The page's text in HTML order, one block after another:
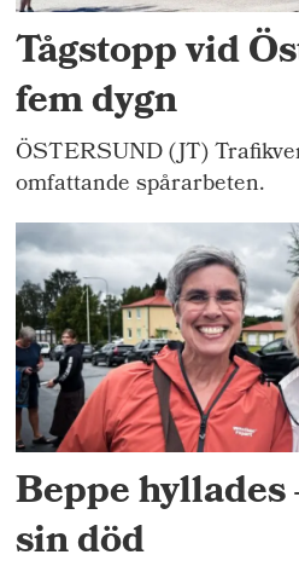
Tågstopp vid
fem dygn
ÖSTERSUND (JT)
omfattande spårarbeten.
Beppe
sin död